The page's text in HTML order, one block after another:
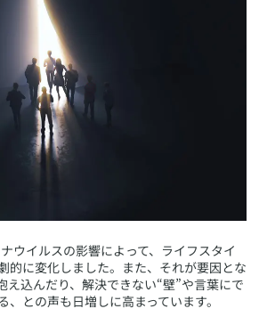
ウイルスの影響によって、ライフスタイ
的に変化しました。また、それが要因とな
え込んだり、解決できない“壁”や言葉にで
、との声も日増しに高まっています。